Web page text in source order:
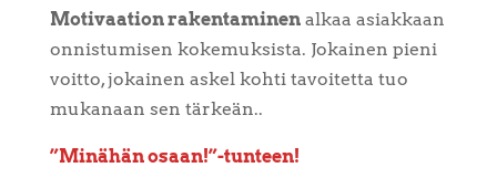
Motivaation rakentaminenalkaa asiakkaan
onnistumisen kokemuksista. Jokainen pieni
voitto, jokainen askel kohti tavoitetta tuo
mukanaan sen tärkeän..
”Minähän osaan!”-tunteen!